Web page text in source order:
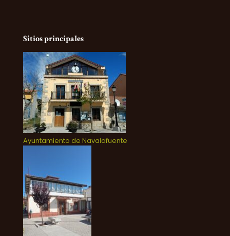
Sitios principales
Ayuntamiento de Navalafuente